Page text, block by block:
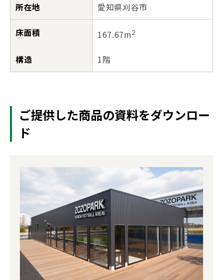
所在地 愛知県刈谷市
床面積 167.67m2
構造 1階
ご提供した商品の資料をダウンロー
ド